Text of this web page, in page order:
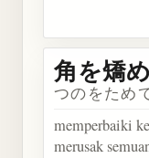
角を矯
つのをため
memperbaiki
merusak